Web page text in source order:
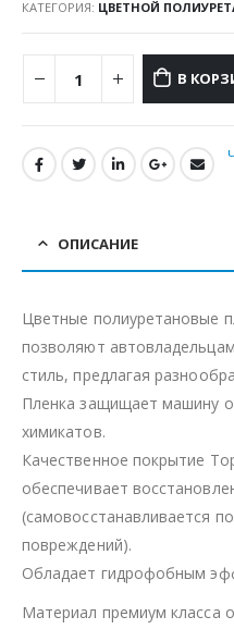
КАТЕГОРИЯ: ЦВЕТНОЙ
В
ОПИСАНИЕ
Цветные полиуретановые
позволяют
стиль, предлагая
Пленка защищает машину
химикатов.
Качественное покрытие
обеспечивает
(самовосстанавливается
повреждений).
Обладает гидрофобным
Материал премиум класса